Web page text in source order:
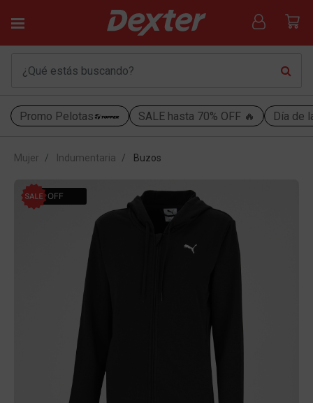
Promo Pelotas SALE hasta 70% OFF 🔥 Día de
Mujer Indumentaria Buzos
20% OFF